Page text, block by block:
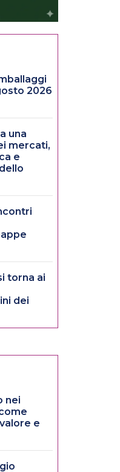
2026
una
mercati,
e
torna ai
dei
nei
e